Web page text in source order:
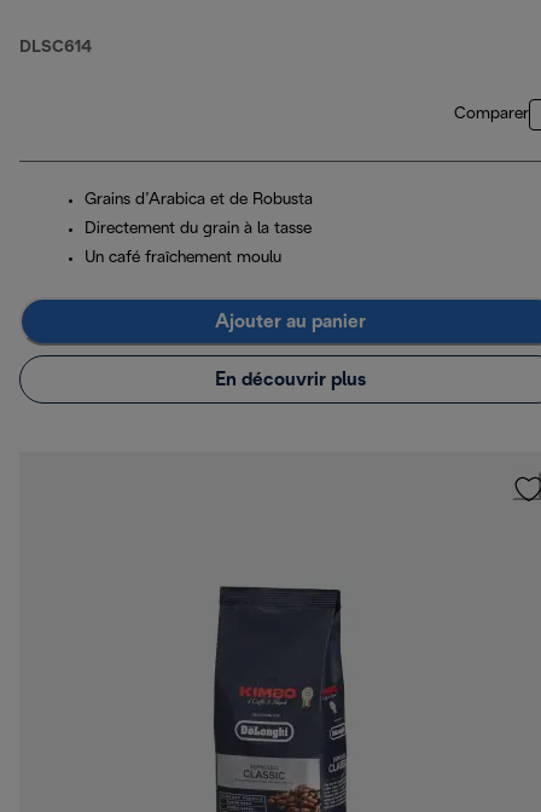
DLSC614
Comparer
Grains d’Arabica et de Robusta
Directement du grain à la tasse
Un café fraîchement moulu
Ajouter au panier
En découvrir plus